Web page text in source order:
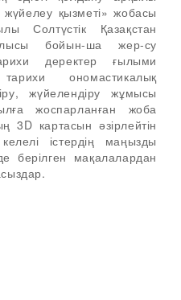
қызметі» жобасы
Солтүстік Қазақстан
бойын-ша жер-су
деректер ғылыми
ономастикалық
жүйелендіру жұмысы
жоспарланған жоба
3D картасын әзірлейтін
істердің маңызды
берілген мақалалардан